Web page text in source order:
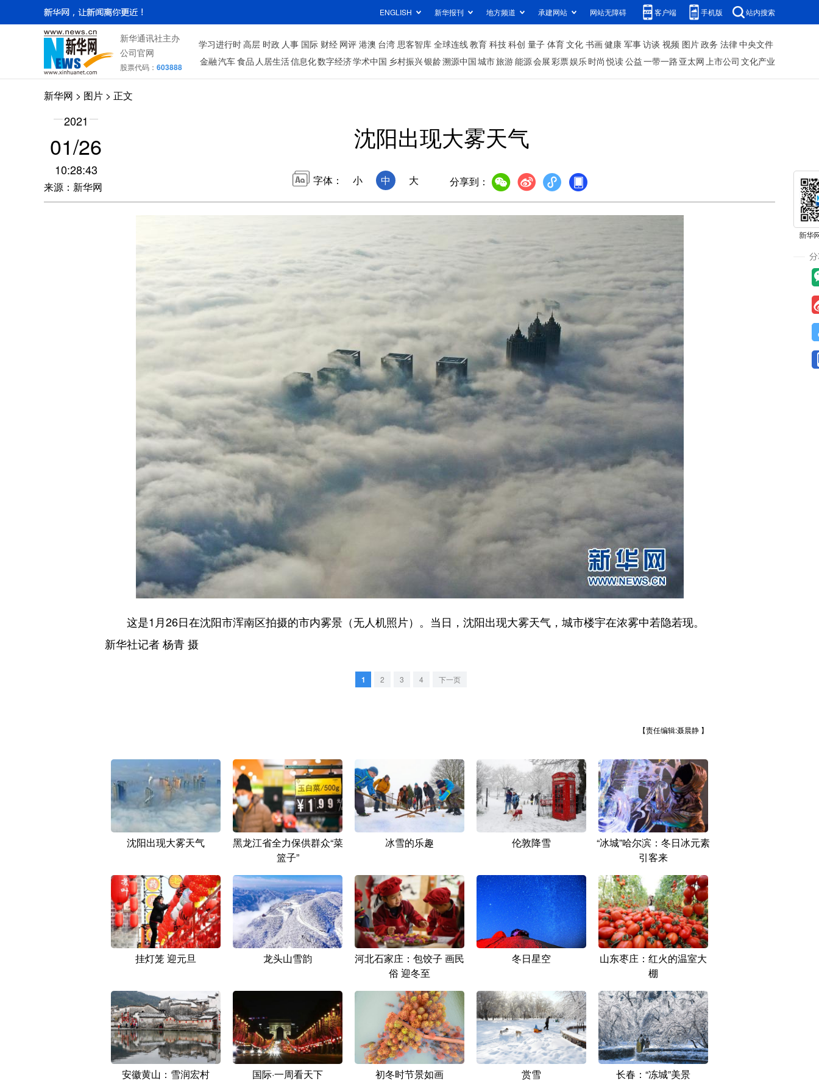
ENGLISH 新华报刊 地方频道 承建网站 网站无障碍 客户端 手机版 站内搜索
新华通讯社主办
公司官网
股票代码： 603888
学习进行时高层 时政 人事 国际 财经 网评 港澳 台湾 思客智库 全球连线教育 科技科创 量子 体育文化 书画健康 军事访谈 视频 图片政务 法律中央文件
金融汽车食品 人居生活信息化数字经济学术中国 乡村振兴银龄溯源中国城市旅游能源会展彩票娱乐时尚 悦读公益一带一路 亚太网上市公司 文化产业
新华网 > 图片 > 正文
2021
01/26
10:28:43
来源：新华网
沈阳出现大雾天气
字体： 小 中 大 分享到：
这是1月26日在沈阳市浑南区拍摄的市内雾景（无人机照片）。当日，沈阳出现大雾天气，城市楼宇在浓雾中若隐若现。
新华社记者 杨青 摄
1 2 3 4 下一页
【责任编辑:聂晨静 】
沈阳出现大雾天气
黑龙江省全力保供群众“菜
篮子”
冰雪的乐趣 伦敦降雪
“冰城”哈尔滨：冬日冰元素
引客来
挂灯笼 迎元旦 龙头山雪韵
河北石家庄：包饺子 画民
俗 迎冬至
冬日星空
山东枣庄：红火的温室大
棚
安徽黄山：雪润宏村 国际·一周看天下 初冬时节景如画 赏雪 长春：“冻城”美景